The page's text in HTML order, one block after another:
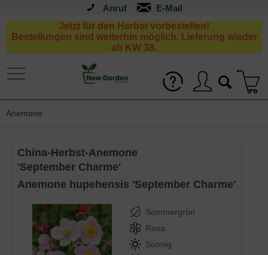
Anruf
Jetzt für den Herbst vorbestellen!
Bestellungen sind weiterhin möglich, Lieferung wieder
ab KW 38.
Anemone
China-Herbst-Anemone
'September Charme'
Anemone hupehensis 'September Charme'
Sommergrün
Rosa
Sonnig